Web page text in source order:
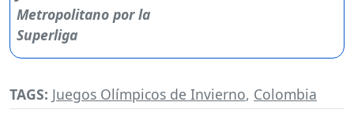
TAGS: Juegos Olímpicos de Invierno, Colombia